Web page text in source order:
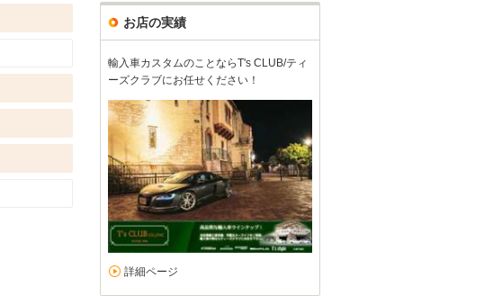
お店の実績
輸入車カスタムのことならT's CLUB/ティ
ーズクラブにお任せください！
詳細ページ